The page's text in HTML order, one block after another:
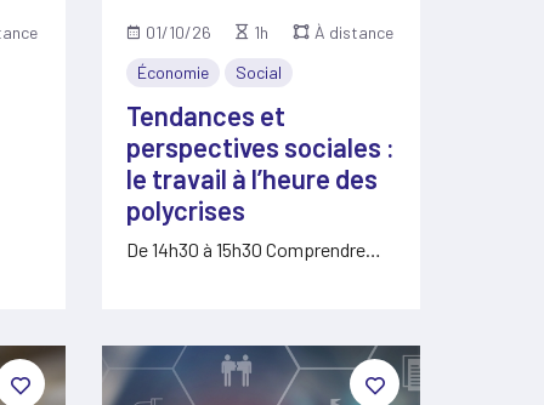
01/10/26 1h
À distance
Économie
Social
Tendances et
perspectives sociales :
le travail à l’heure des
polycrises
De 14h30 à 15h30 Comprendre